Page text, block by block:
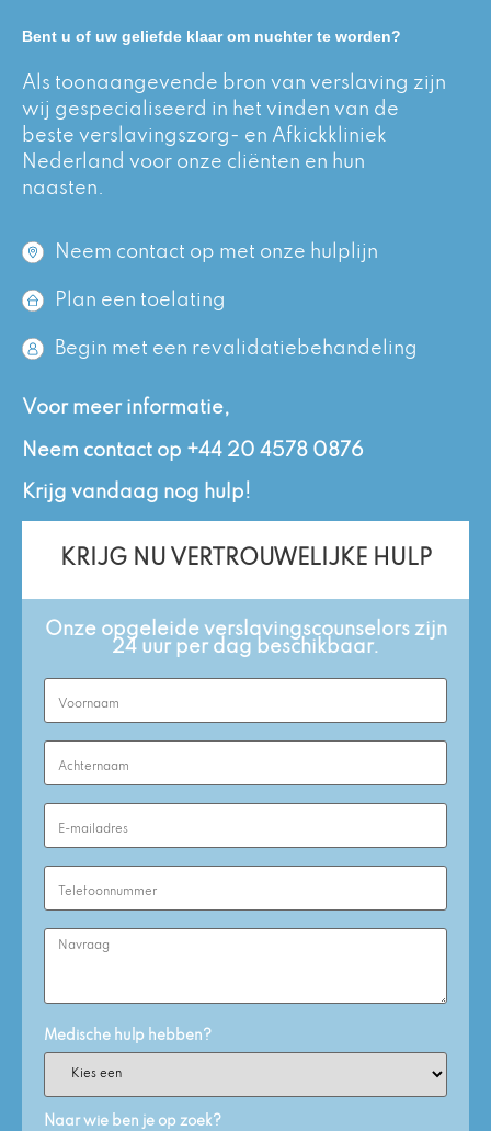
Bent u of uw geliefde klaar om nuchter te worden?
Als toonaangevende bron van verslaving zijn
wij gespecialiseerd in het vinden van de
beste verslavingszorg- en Afkickkliniek
Nederland voor onze cliënten en hun
naasten.
Neem contact op met onze hulplijn
Plan een toelating
Begin met een revalidatiebehandeling
Voor meer informatie,
Neem contact op +44 20 4578 0876
Krijg vandaag nog hulp!
KRIJG NU VERTROUWELIJKE HULP
Onze opgeleide verslavingscounselors zijn
24 uur per dag beschikbaar.
First
Name
(Required)
Last
Name
(Required)
Email
Address
(Required)
Phone
Number
(Required)
Enquiry
Medische hulp hebben?
Naar wie ben je op zoek?